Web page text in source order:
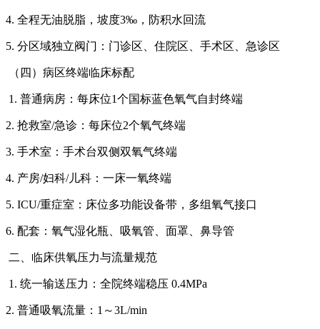
4. 全程无油脱脂，坡度3‰，防积水回流
5. 分区域独立阀门：门诊区、住院区、手术区、急诊区
（四）病区终端临床标配
1. 普通病房：每床位1个国标蓝色氧气自封终端
2. 抢救室/急诊：每床位2个氧气终端
3. 手术室：手术台双侧双氧气终端
4. 产房/妇科/儿科：一床一氧终端
5. ICU/重症室：床位多功能设备带，多组氧气接口
6. 配套：氧气湿化瓶、吸氧管、面罩、鼻导管
二、临床供氧压力与流量规范
1. 统一输送压力：全院终端稳压 0.4MPa
2. 普通吸氧流量：1～3L/min